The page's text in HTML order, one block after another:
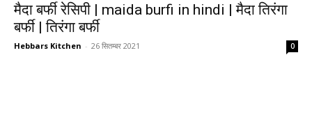
मैदा बर्फी रेसिपी | maida burfi in hindi | मैदा तिरंगा
बर्फी | तिरंगा बर्फी
Hebbars Kitchen - 26 सितम्बर 2021 0